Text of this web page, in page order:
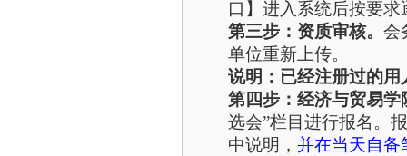
口】进入系统后按要
第三步：资质审核。 会
单位重新上传。
说明：已经注册过的
第四步：经济与贸易学
选会”栏目进行报名。
中说明， 并在当天自备